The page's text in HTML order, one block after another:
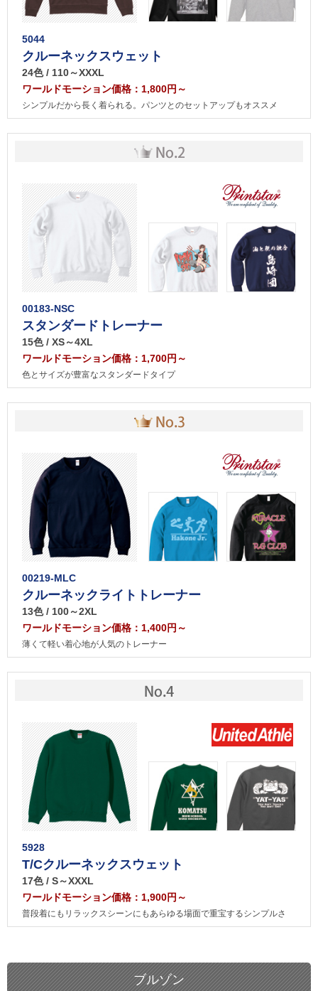
5044
クルーネックスウェット
24色 / 110～XXXL
ワールドモーション価格：1,800円～
シンプルだから長く着られる。パンツとのセットアップもオススメ
00183-NSC
スタンダードトレーナー
15色 / XS～4XL
ワールドモーション価格：1,700円～
色とサイズが豊富なスタンダードタイプ
00219-MLC
クルーネックライトトレーナー
13色 / 100～2XL
ワールドモーション価格：1,400円～
薄くて軽い着心地が人気のトレーナー
5928
T/Cクルーネックスウェット
17色 / S～XXXL
ワールドモーション価格：1,900円～
普段着にもリラックスシーンにもあらゆる場面で重宝するシンプルさ
ブルゾン